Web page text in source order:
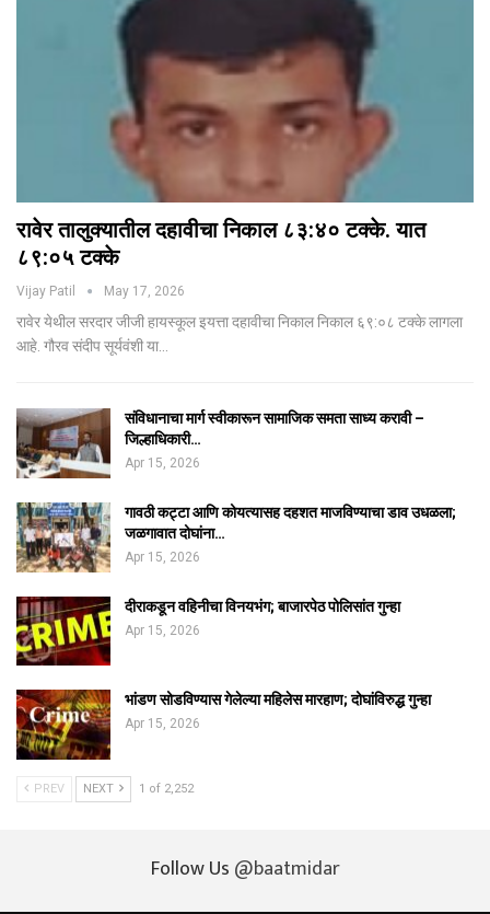
रावेर तालुक्यातील दहावीचा निकाल ८३:४० टक्के. यात
८९:०५ टक्के
Vijay Patil May 17, 2026
रावेर येथील सरदार जीजी हायस्कूल इयत्ता दहावीचा निकाल निकाल ६९:०८ टक्के लागला
आहे. गौरव संदीप सूर्यवंशी या…
संविधानाचा मार्ग स्वीकारून सामाजिक समता साध्य करावी –
जिल्हाधिकारी…
Apr 15, 2026
गावठी कट्टा आणि कोयत्यासह दहशत माजविण्याचा डाव उधळला;
जळगावात दोघांना…
Apr 15, 2026
दीराकडून वहिनीचा विनयभंग; बाजारपेठ पोलिसांत गुन्हा
Apr 15, 2026
भांडण सोडविण्यास गेलेल्या महिलेस मारहाण; दोघांविरुद्ध गुन्हा
Apr 15, 2026
PREV NEXT 1 of 2,252
Follow Us @baatmidar